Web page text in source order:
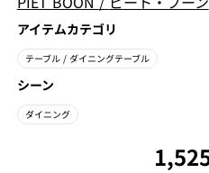
アイテムカテゴリ
テーブル / ダイニングテーブル
シーン
ダイニング